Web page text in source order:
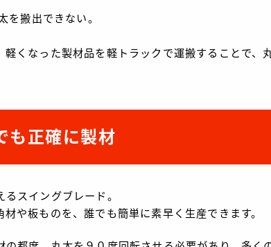
を搬出できない。
くなった製材品を軽トラックで運搬することで、
も正確に製材
スイングブレード。
や板ものを、誰でも簡単に素早く生産できます。